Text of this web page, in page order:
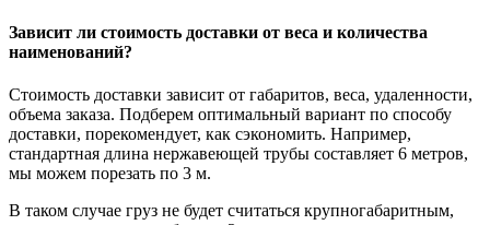
Зависит ли стоимость доставки от веса и количества
наименований?
Стоимость доставки зависит от габаритов, веса, удаленности,
объема заказа. Подберем оптимальный вариант по способу
доставки, порекомендует, как сэкономить. Например,
стандартная длина нержавеющей трубы составляет 6 метров,
мы можем порезать по 3 м.
В таком случае груз не будет считаться крупногабаритным,